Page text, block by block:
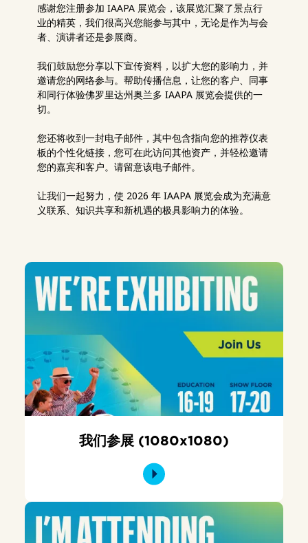
感谢您注册参加 IAAPA 展览会，该展览汇聚了景点行
业的精英，我们很高兴您能参与其中，无论是作为与会
者、演讲者还是参展商。
我们鼓励您分享以下宣传资料，以扩大您的影响力，并
邀请您的网络参与。帮助传播信息，让您的客户、同事
和同行体验佛罗里达州奥兰多 IAAPA 展览会提供的一
切。
您还将收到一封电子邮件，其中包含指向您的推荐仪表
板的个性化链接，您可在此访问其他资产，并轻松邀请
您的嘉宾和客户。请留意该电子邮件。
让我们一起努力，使 2026 年 IAAPA 展览会成为充满意
义联系、知识共享和新机遇的极具影响力的体验。
我们参展 (1080x1080)